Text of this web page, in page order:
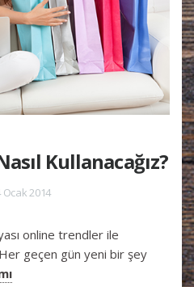
Kullanacağız?
Ocak 2014
online trendler ile
geçen gün yeni bir şey